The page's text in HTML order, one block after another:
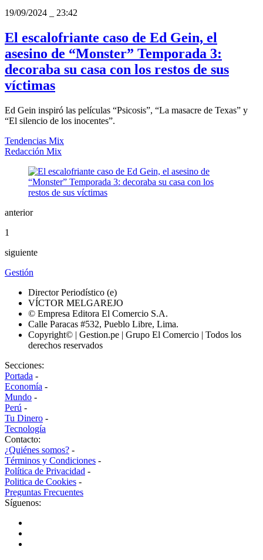
19/09/2024
23:42
El escalofriante caso de Ed Gein, el
asesino de “Monster” Temporada 3:
decoraba su casa con los restos de sus
víctimas
Ed Gein inspiró las películas “Psicosis”, “La masacre de Texas” y
“El silencio de los inocentes”.
Tendencias Mix
Redacción Mix
anterior
1
siguiente
Gestión
Director Periodístico (e)
VÍCTOR MELGAREJO
© Empresa Editora El Comercio S.A.
Calle Paracas #532, Pueblo Libre, Lima.
Copyright© | Gestion.pe | Grupo El Comercio | Todos los
derechos reservados
Secciones:
Portada -
Economía -
Mundo -
Perú -
Tu Dinero -
Tecnología
Contacto:
¿Quiénes somos? -
Términos y Condiciones -
Política de Privacidad -
Politica de Cookies -
Preguntas Frecuentes
Síguenos: